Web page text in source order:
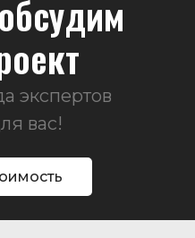
экспертов
вас!